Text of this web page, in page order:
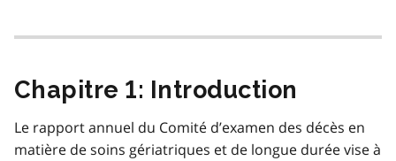
Chapitre 1: Introduction
Le rapport annuel du Comité d’examen des décès en
matière de soins gériatriques et de longue durée vise à